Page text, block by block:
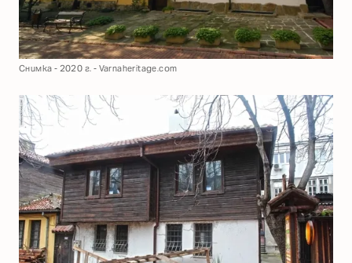
Снимка - 2020 г. - Varnaheritage.com